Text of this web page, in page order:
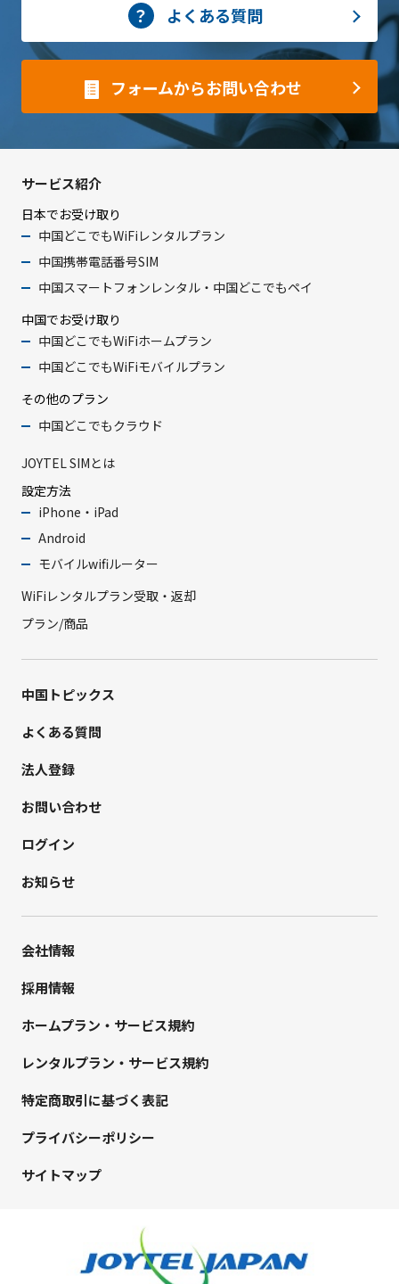
よくある質問
フォームからお問い合わせ
サービス紹介
日本でお受け取り
中国どこでもWiFiレンタルプラン
中国携帯電話番号SIM
中国スマートフォンレンタル・中国どこでもペイ
中国でお受け取り
中国どこでもWiFiホームプラン
中国どこでもWiFiモバイルプラン
その他のプラン
中国どこでもクラウド
JOYTEL SIMとは
設定方法
iPhone・iPad
Android
モバイルwifiルーター
WiFiレンタルプラン受取・返却
プラン/商品
中国トピックス
よくある質問
法人登録
お問い合わせ
ログイン
お知らせ
会社情報
採用情報
ホームプラン・サービス規約
レンタルプラン・サービス規約
特定商取引に基づく表記
プライバシーポリシー
サイトマップ